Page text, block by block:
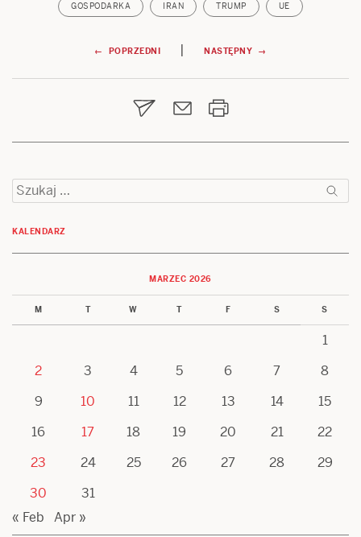
GOSPODARKA IRAN TRUMP UE
Nawigacja
wpisu
← POPRZEDNI | NASTĘPNY →
Szukaj:
KALENDARZ
MARZEC 2026
M T W T F S S
1
2
3 4 5 6 7
8
9
10 11 12 13 14
15
16
17 18 19 20 21
22
23
24 25 26 27 28
29
30
31
« Feb
Apr »